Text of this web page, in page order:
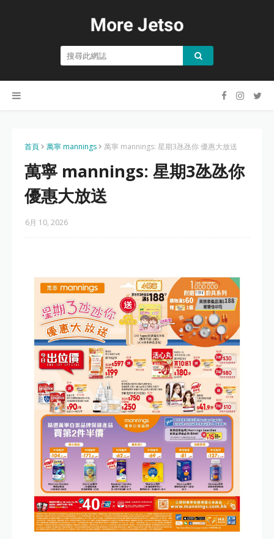
首頁 萬寧 mannings 萬寧 mannings: 星期3氹氹你 優惠大放送
萬寧 mannings: 星期3氹氹你
優惠大放送
6月 10, 2026